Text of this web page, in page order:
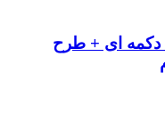
دکمه ای + طرح